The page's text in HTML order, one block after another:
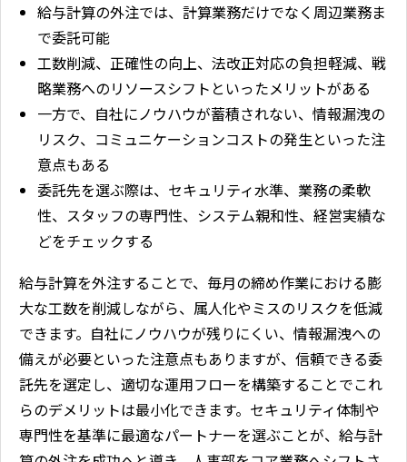
給与計算の外注では、計算業務だけでなく周辺業務ま
で委託可能
工数削減、正確性の向上、法改正対応の負担軽減、戦
略業務へのリソースシフトといったメリットがある
一方で、自社にノウハウが蓄積されない、情報漏洩の
リスク、コミュニケーションコストの発生といった注
意点もある
委託先を選ぶ際は、セキュリティ水準、業務の柔軟
性、スタッフの専門性、システム親和性、経営実績な
どをチェックする
給与計算を外注することで、毎月の締め作業における膨
大な工数を削減しながら、属人化やミスのリスクを低減
できます。自社にノウハウが残りにくい、情報漏洩への
備えが必要といった注意点もありますが、信頼できる委
託先を選定し、適切な運用フローを構築することでこれ
らのデメリットは最小化できます。セキュリティ体制や
専門性を基準に最適なパートナーを選ぶことが、給与計